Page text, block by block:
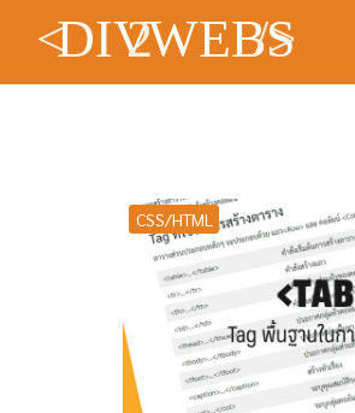
<DIV
2WEBS
/>
CSS/HTML